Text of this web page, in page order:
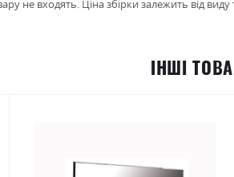
не входять. Ціна збірки залежить від виду
ІНШІ